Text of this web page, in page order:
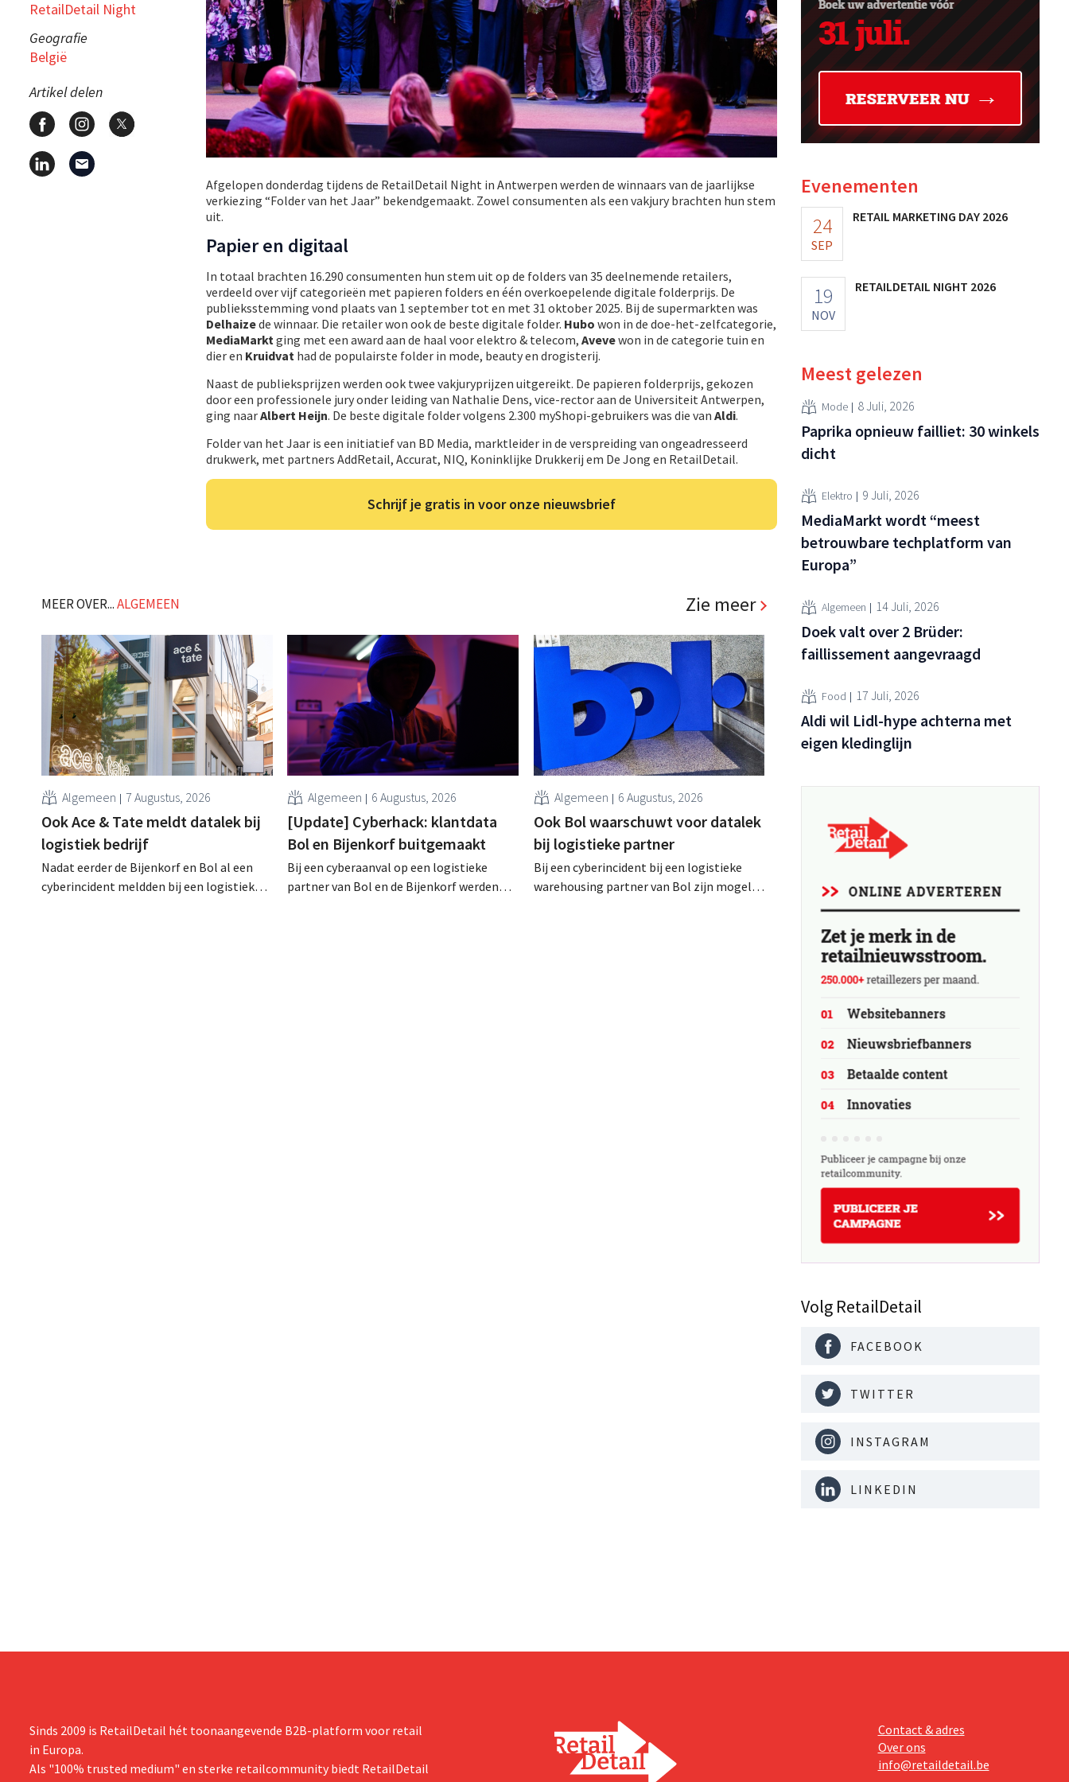
RetailDetail Night
Geografie
België
Artikel delen
Afgelopen donderdag tijdens de RetailDetail Night in Antwerpen werden de winnaars van de jaarlijkse
verkiezing “Folder van het Jaar” bekendgemaakt. Zowel consumenten als een vakjury brachten hun stem
uit.
Papier en digitaal
In totaal brachten 16.290 consumenten hun stem uit op de folders van 35 deelnemende retailers,
verdeeld over vijf categorieën met papieren folders en één overkoepelende digitale folderprijs. De
publieksstemming vond plaats van 1 september tot en met 31 oktober 2025. Bij de supermarkten was
Delhaizede winnaar. Die retailer won ook de beste digitale folder. Hubo won in de doe-het-zelfcategorie,
MediaMarkt ging met een award aan de haal voor elektro & telecom, Avevewon in de categorie tuin en
dier en Kruidvat had de populairste folder in mode, beauty en drogisterij.
Naast de publieksprijzen werden ook twee vakjuryprijzen uitgereikt. De papieren folderprijs, gekozen
door een professionele jury onder leiding van Nathalie Dens, vice-rector aan de Universiteit Antwerpen,
ging naarAlbert Heijn. De beste digitale folder volgens 2.300 myShopi-gebruikers was die van Aldi.
Folder van het Jaar is een initiatief van BD Media, marktleider in de verspreiding van ongeadresseerd
drukwerk, met partners AddRetail, Accurat, NIQ, Koninklijke Drukkerij em De Jong en RetailDetail.
Schrijf je gratis in voor onze nieuwsbrief
MEER OVER...ALGEMEEN Zie meer
Algemeen 7 Augustus, 2026
Ook Ace & Tate meldt datalek bij
logistiek bedrijf
Nadat eerder de Bijenkorf en Bol al een
cyberincident meldden bij een logistieke
Algemeen 6 Augustus, 2026
[Update] Cyberhack: klantdata
Bol en Bijenkorf buitgemaakt
Bij een cyberaanval op een logistieke
partner van Bol en de Bijenkorf werden
Algemeen 6 Augustus, 2026
Ook Bol waarschuwt voor datalek
bij logistieke partner
Bij een cyberincident bij een logistieke
warehousing partner van Bol zijn mogelijk
Evenementen
24
SEP
RETAIL MARKETING DAY 2026
19
NOV
RETAILDETAIL NIGHT 2026
Meest gelezen
Mode 8 Juli, 2026
Paprika opnieuw failliet: 30 winkels
dicht
Elektro 9 Juli, 2026
MediaMarkt wordt “meest
betrouwbare techplatform van
Europa”
Algemeen 14 Juli, 2026
Doek valt over 2 Brüder:
faillissement aangevraagd
Food 17 Juli, 2026
Aldi wil Lidl-hype achterna met
eigen kledinglijn
Volg RetailDetail
FACEBOOK
TWITTER
INSTAGRAM
LINKEDIN
Sinds 2009 is RetailDetail hét toonaangevende B2B-platform voor retail
in Europa.
Als "100% trusted medium" en sterke retailcommunity biedt RetailDetail
Contact & adres
Over ons
info@retaildetail.be